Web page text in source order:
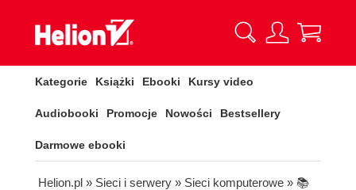
Kategorie Książki Ebooki Kursy video
Audiobooki Promocje Nowości Bestsellery
Darmowe ebooki
Helion.pl » Sieci i serwery » Sieci komputerowe » 📚